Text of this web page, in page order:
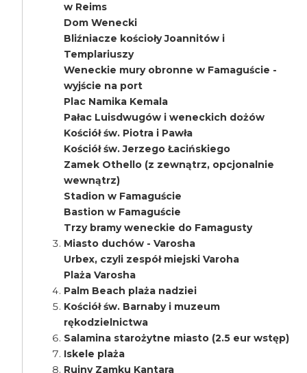
w Reims
Dom Wenecki
Bliźniacze kościoły Joannitów i
Templariuszy
Weneckie mury obronne w Famaguście -
wyjście na port
Plac Namika Kemala
Pałac Luisdwugów i weneckich dożów
Kościół św. Piotra i Pawła
Kościół św. Jerzego Łacińskiego
Zamek Othello (z zewnątrz, opcjonalnie
wewnątrz)
Stadion w Famaguście
Bastion w Famaguście
Trzy bramy weneckie do Famagusty
Miasto duchów - Varosha
Urbex, czyli zespół miejski Varoha
Plaża Varosha
Palm Beach plaża nadziei
Kościół św. Barnaby i muzeum
rękodzielnictwa
Salamina starożytne miasto (2.5 eur wstęp)
Iskele plaża
Ruiny Zamku Kantara